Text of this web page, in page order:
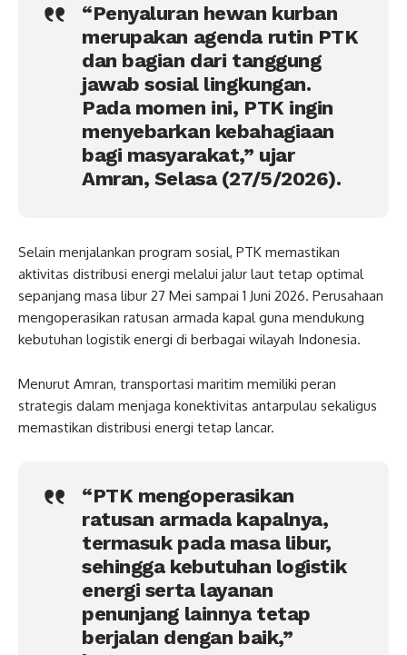
“Penyaluran hewan kurban
merupakan agenda rutin PTK
dan bagian dari tanggung
jawab sosial lingkungan.
Pada momen ini, PTK ingin
menyebarkan kebahagiaan
bagi masyarakat,” ujar
Amran, Selasa (27/5/2026).
Selain menjalankan program sosial, PTK memastikan
aktivitas distribusi energi melalui jalur laut tetap optimal
sepanjang masa libur 27 Mei sampai 1 Juni 2026. Perusahaan
mengoperasikan ratusan armada kapal guna mendukung
kebutuhan logistik energi di berbagai wilayah Indonesia.
Menurut Amran, transportasi maritim memiliki peran
strategis dalam menjaga konektivitas antarpulau sekaligus
memastikan distribusi energi tetap lancar.
“PTK mengoperasikan
ratusan armada kapalnya,
termasuk pada masa libur,
sehingga kebutuhan logistik
energi serta layanan
penunjang lainnya tetap
berjalan dengan baik,”